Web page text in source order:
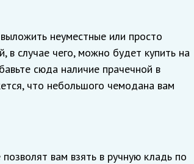
неуместные или просто
в случае чего, можно будет купить на
сюда наличие прачечной в
что небольшого чемодана вам
вам взять в ручную кладь по